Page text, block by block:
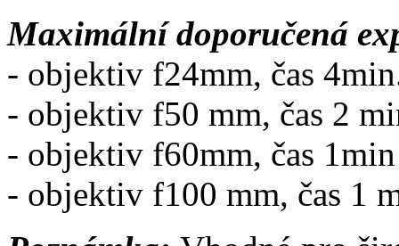
Maximální doporučená
- objektiv f24mm, čas
- objektiv f50 mm, čas 2
- objektiv f60mm, čas 1min
- objektiv f100 mm, čas 1